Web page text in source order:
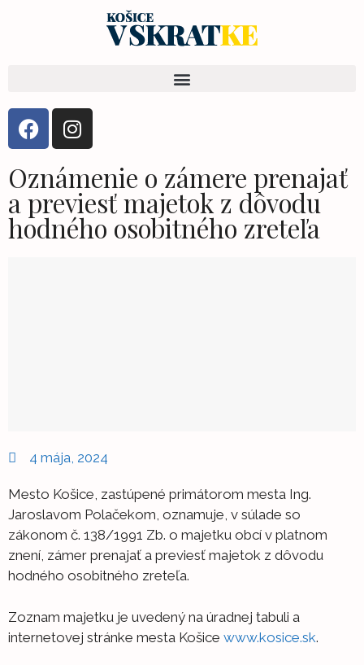
Oznámenie o zámere prenajať
a previesť majetok z dôvodu
hodného osobitného zreteľa
4 mája, 2024
Mesto Košice, zastúpené primátorom mesta Ing.
Jaroslavom Polačekom, oznamuje, v súlade so
zákonom č. 138/1991 Zb. o majetku obcí v platnom
znení, zámer prenajať a previesť majetok z dôvodu
hodného osobitného zreteľa.
Zoznam majetku je uvedený na úradnej tabuli a
internetovej stránke mesta Košice www.kosice.sk.